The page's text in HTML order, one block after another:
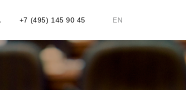
+7 (495) 145 90 45 EN